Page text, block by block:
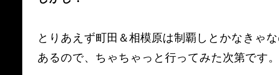
とりあえず町田＆相模原は制覇しとかなきゃ
あるので、ちゃちゃっと行ってみた次第です。